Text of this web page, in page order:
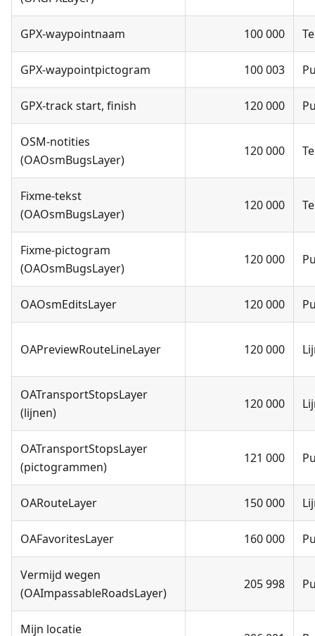
GPX-waypointnaam 100 000
GPX-waypointpictogram 100 003
GPX-track start, finish 120 000
OSM-notities
(OAOsmBugsLayer)
120 000
Fixme-tekst
(OAOsmBugsLayer)
120 000
Fixme-pictogram
(OAOsmBugsLayer)
120 000
OAOsmEditsLayer 120 000
OAPreviewRouteLineLayer 120 000
OATransportStopsLayer
(lijnen)
120 000
OATransportStopsLayer
(pictogrammen)
121 000
OARouteLayer 150 000
OAFavoritesLayer 160 000
Vermijd wegen
(OAImpassableRoadsLayer)
205 998
Mijn locatie